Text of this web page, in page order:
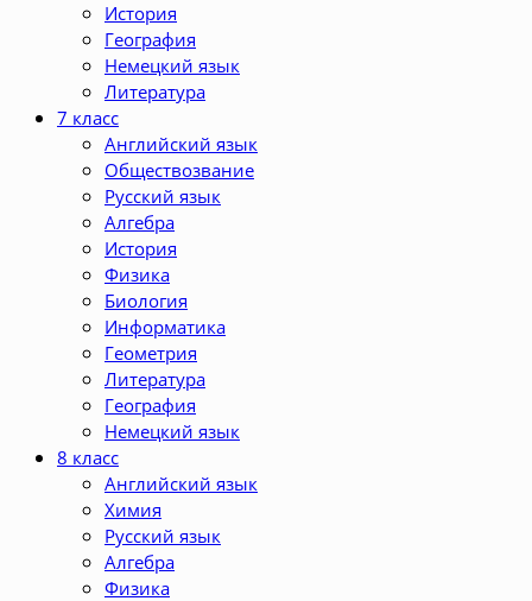
История
География
Немецкий язык
Литература
7 класс
Английский язык
Обществозвание
Русский язык
Алгебра
История
Физика
Биология
Информатика
Геометрия
Литература
География
Немецкий язык
8 класс
Английский язык
Химия
Русский язык
Алгебра
Физика